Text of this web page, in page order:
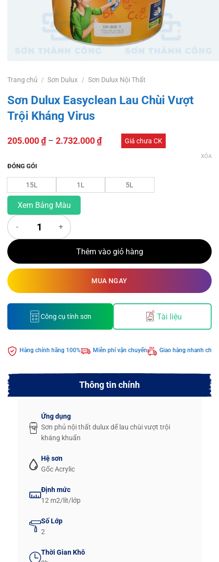
Trang chủ / Sơn Dulux / Sơn Dulux Nội Thất
Sơn Dulux Easyclean Lau Chùi Vượt
Trội Kháng Virus
205.000₫– 2.732.000₫ Giá chưa CK
ĐÓNG GÓI
15L 1L 5L
XÓA
Xem Bảng Màu
Sơn Dulux Easyclean Lau Chùi Vượt Trội Kháng Virus số lượng
Thêm vào giỏ hàng
MUA NGAY
Tài liệu
Công cụ tính sơn
Hàng chính hãng 100% Miễn phí vận chuyển Giao hàng nhanh
Thông tin chính
Ứng dụng
Sơn phủ nội thất dulux dể lau chùi vượt trội
kháng khuẩn
Hệ sơn
Gốc Acrylic
Định mức
12 m2/lít/lớp
Số Lớp
2
Thời Gian Khô